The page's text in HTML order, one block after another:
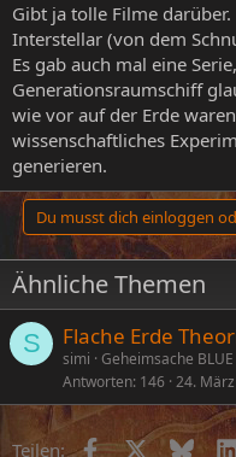
Gibt ja tolle Filme
Interstellar (von dem
Es gab auch mal eine
Generationsraumschiff
wie vor auf der Erde
wissenschaftliches
generieren.
Du musst dich einloggen
Ähnliche Themen
S Flache Erde
simi
Geheimsache BLUE
Antworten 146 24.
Teilen: FacebookX (Twitter)